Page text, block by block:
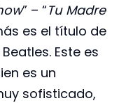
” – “Tu Madre
es el título de
Este es
es un
sofisticado,